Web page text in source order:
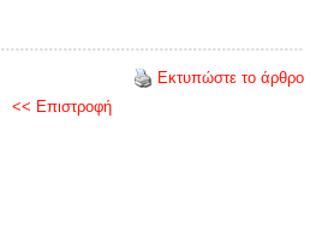
Εκτυπώστε το άρθρο
<< Επιστροφή